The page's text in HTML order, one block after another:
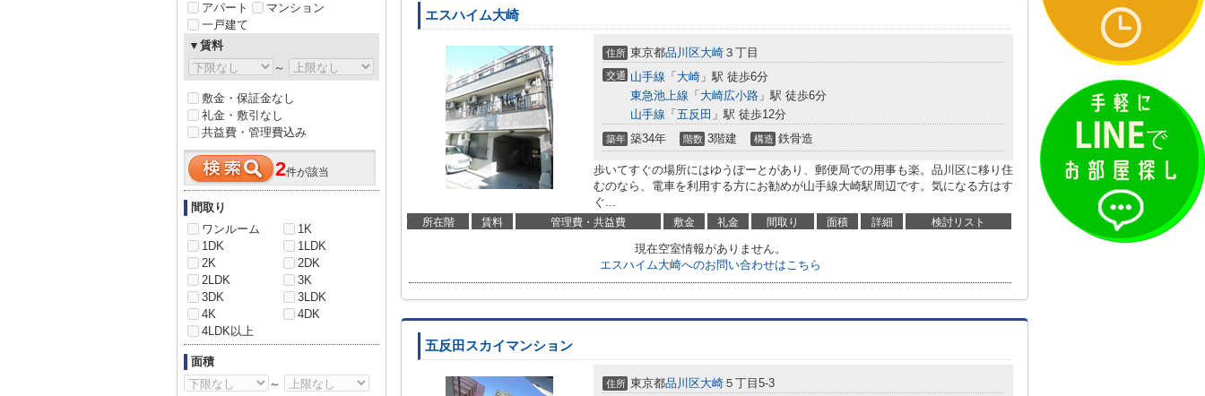
エスハイム大崎
住所 東京都品川区大崎 ３丁目
交通 山手線 「 大崎 」駅 徒歩6分
東急池上線 「 大崎広小路 」駅 徒歩6分
山手線 「 五反田 」駅 徒歩12分
築年 築34年 階数 3階建 構造 鉄骨造
歩いてすぐの場所にはゆうぽーとがあり、郵便局での用事も楽。品川区に移り住
むのなら、電車を利用する方にお勧めが山手線大崎駅周辺です。気になる方はす
ぐ...
所在階 賃料 管理費・共益費 敷金 礼金 間取り 面積 詳細 検討リスト
現在空室情報がありません。
エスハイム大崎へのお問い合わせはこちら
五反田スカイマンション
住所 東京都品川区大崎 ５丁目5-3
アパート
マンション
一戸建て
▼賃料
～
敷金・保証金なし
礼金・敷引なし
共益費・管理費込み
2件が該当
間取り
ワンルーム
1K
1DK
1LDK
2K
2DK
2LDK
3K
3DK
3LDK
4K
4DK
4LDK以上
面積
～